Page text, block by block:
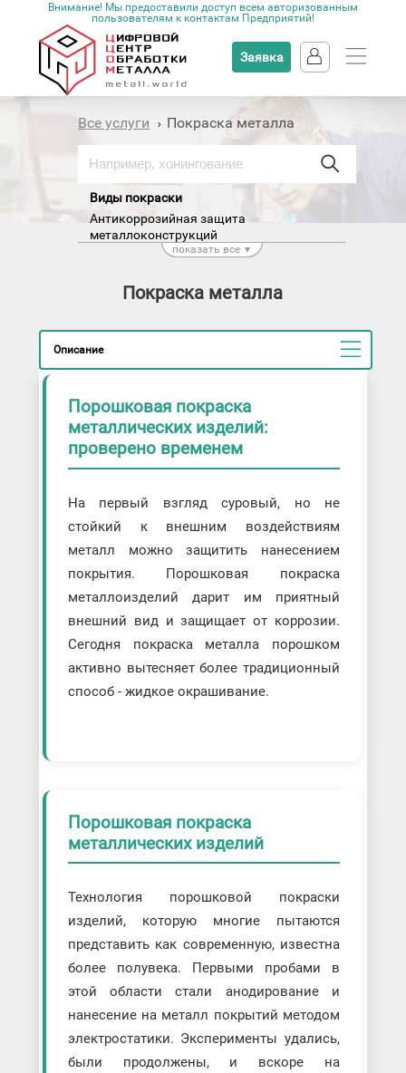
Внимание! Мы предоставили доступ всем авторизованным
пользователям к контактам Предприятий!
Заявка
Все услуги › Покраска металла
Виды покраски
Антикоррозийная защита
металлоконструкций
Окраска по ral
Покраска алкидными красками
Покраска масляными красками
Покраска по ржавчине
Покраска резиновыми красками
Покраска эпоксидными красками
Порошковая покраска металла
Покраска кровли
Покраска ограждений
Порошковая покраска алюминиевого
Порошковая покраска бытовой техники
Порошковая покраска велосипедов
Порошковая покраска дверей
Порошковая покраска деталей
автомобиля
Порошковая покраска деталей
мотоцикла
Порошковая покраска дисков
Порошковая покраска кованых изделий
Порошковая покраска
металлоконструкций
металлоконструкций
Порошковая покраска метизов
Порошковая покраска профнастила
Порошковая покраска сеток и решеток
оборудования
Порошковая покраска торгового
Порошковая покраска труб
Способы покраски
Покраска безвоздушным распылением
Покраска кистью
Покраска краскопультом
Покраска обливом и окунанием
показать все ▼
Покраска металла
Описание
Порошковая покраска
металлических изделий:
проверено временем
На первый взгляд суровый, но не
стойкий к внешним воздействиям
металл можно защитить нанесением
покрытия. Порошковая покраска
металлоизделий дарит им приятный
внешний вид и защищает от коррозии.
Сегодня покраска металла порошком
активно вытесняет более традиционный
способ - жидкое окрашивание.
Порошковая покраска
металлических изделий
Технология порошковой покраски
изделий, которую многие пытаются
представить как современную, известна
более полувека. Первыми пробами в
этой области стали анодирование и
нанесение на металл покрытий методом
электростатики. Эксперименты удались,
были продолжены, и вскоре на